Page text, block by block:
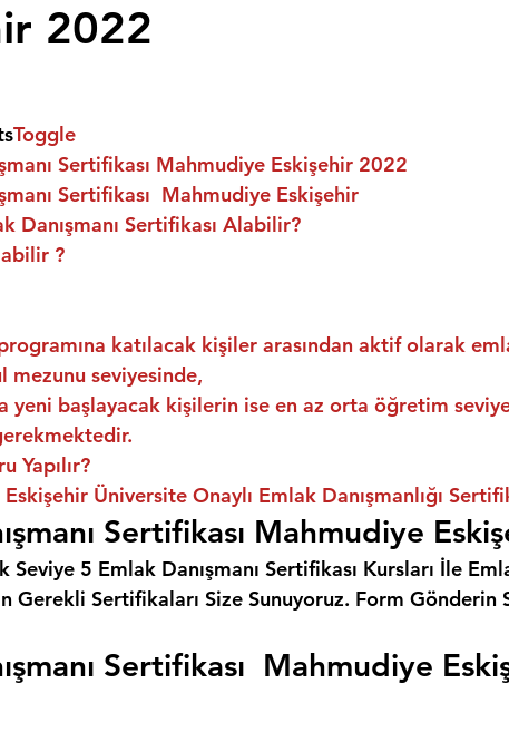
2022
Toggle
Sertifikası Mahmudiye Eskişehir 2022
Sertifikası  Mahmudiye Eskişehir
Danışmanı Sertifikası Alabilir?
?
katılacak kişiler arasından aktif olarak
mezunu seviyesinde,
yeni başlayacak kişilerin ise en az orta öğretim
Yapılır?
Üniversite Onaylı Emlak Danışmanlığı
Sertifikası Mahmudiye
5 Emlak Danışmanı Sertifikası Kursları İle
Gerekli Sertifikaları Size Sunuyoruz. Form Gönderin
Sertifikası  Mahmudiye